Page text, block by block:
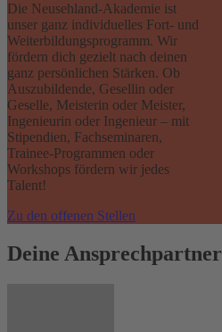
Die Neusehland-Akademie ist
unser ganz individuelles Fort- und
Weiterbildungsprogramm. Wir
fördern dich gezielt nach deinen
ganz persönlichen Stärken. Ob
Auszubildende, Gesellin oder
Geselle, Meisterin oder Meister,
Ingenieurin oder Ingenieur ‒ mit
Stipendien, Fachseminaren,
Trainee-Programmen oder
Workshops fördern wir jedes
Talent!
Zu den offenen Stellen
Deine Ansprechpartner